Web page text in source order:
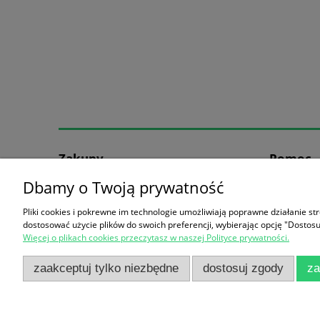
Zakupy
Formy płatności
Reklamacje i zwroty
Kontakt
Pomoc
Dbamy o Twoją prywatność
Pliki cookies i pokrewne im technologie umożliwiają poprawne działanie
dostosować użycie plików do swoich preferencji, wybierając opcję
Więcej o plikach cookies przeczytasz w naszej Polityce prywatności.
zaakceptuj tylko niezbędne dostosuj zgody